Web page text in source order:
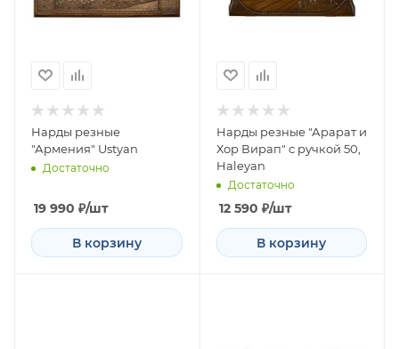
Нарды резные
"Армения" Ustyan
Достаточно
19 990 ₽/шт
В корзину
Нарды резные "Арарат и
Хор Вирап" с ручкой 50,
Haleyan
Достаточно
12 590 ₽/шт
В корзину